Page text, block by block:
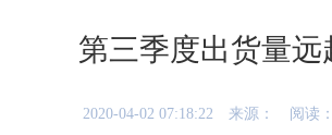
第三季度出货量
2020-04-02 07:18:22 来源： 阅读